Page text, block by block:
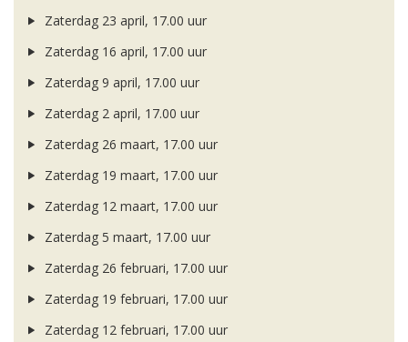
Zaterdag 23 april, 17.00 uur
Zaterdag 16 april, 17.00 uur
Zaterdag 9 april, 17.00 uur
Zaterdag 2 april, 17.00 uur
Zaterdag 26 maart, 17.00 uur
Zaterdag 19 maart, 17.00 uur
Zaterdag 12 maart, 17.00 uur
Zaterdag 5 maart, 17.00 uur
Zaterdag 26 februari, 17.00 uur
Zaterdag 19 februari, 17.00 uur
Zaterdag 12 februari, 17.00 uur